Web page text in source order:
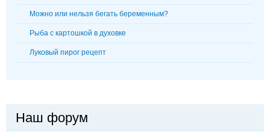
Можно или нельзя бегать беременным?
Рыба с картошкой в духовке
Луковый пирог рецепт
Наш форум